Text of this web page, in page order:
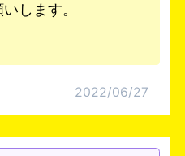
します。
2022/06/27